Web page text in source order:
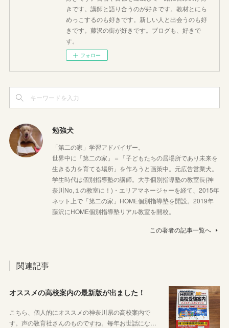
きです。講師と語り合うのが好きです。教材とにら
めっこするのも好きです。新しい人と出会うのも好
きです。藤沢の街が好きです。ブログも、好きで
す。
フォロー
勉強犬
「第二の家」学習アドバイザー。
世界中に「第二の家」＝「子どもたちの居場所であり未来を
生きる力を育てる場所」を作ろうと画策中。元広告営業犬。
学生時代は個別指導塾の講師。大手個別指導塾の教室長(神
奈川No,１の教室に！)・エリアマネージャーを経て、2015年
ネット上で「第二の家」HOME個別指導塾を開設。2019年
藤沢にHOME個別指導塾リアル教室を開校。
この著者の記事一覧へ
関連記事
オススメの高校案内の最新版が出ました！
こちら、個人的にオススメの神奈川県の高校案内で
す。声の敎育社さんのものですね。毎年お世話にな…